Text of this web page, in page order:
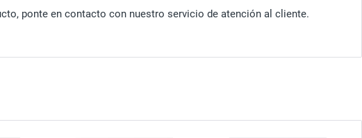
ponte en contacto con nuestro servicio de atención al cliente.